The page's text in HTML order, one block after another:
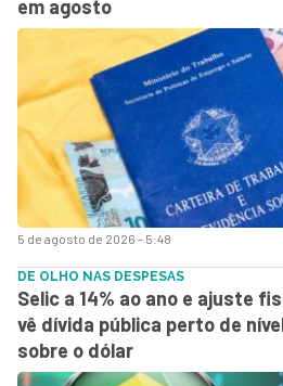
5 de agosto de 2026 - 5:48
em agosto
DE OLHO NAS DESPESAS
Selic a 14% ao ano e ajuste
vê dívida pública perto de
sobre o dólar